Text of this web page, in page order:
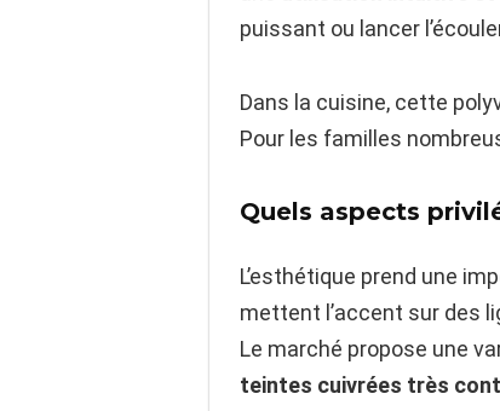
puissant ou lancer
Dans la cuisine, cette
Pour les familles
Quels aspects
L’esthétique prend une
mettent l’accent sur des
Le marché propose une
teintes cuivrées très